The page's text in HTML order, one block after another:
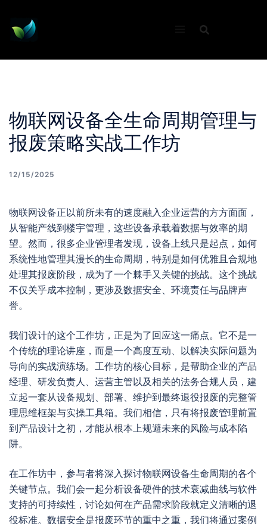
content
物联网设备全生命周期管理与
报废策略实战工作坊
12/15/2025
物联网设备正以前所未有的速度融入企业运营的方方面面，
从智能产线到楼宇管理，这些设备承载着数据与效率的期
望。然而，很多企业管理者发现，设备上线只是起点，如何
系统性地管理其漫长的生命周期，特别是如何优雅且合规地
处理其报废阶段，成为了一个棘手又关键的挑战。这个挑战
不仅关乎成本控制，更涉及数据安全、环境责任与品牌声
誉。
我们设计的这个工作坊，正是为了回应这一痛点。它不是一
个传统的理论讲座，而是一个高度互动、以解决实际问题为
导向的实战演练场。工作坊的核心目标，是帮助企业的产品
经理、研发负责人、运营主管以及相关的法务合规人员，建
立起一套从设备规划、部署、维护到最终退役报废的完整管
理思维框架与实操工具箱。我们相信，只有将报废管理前置
到产品设计之初，才能从根本上规避未来的风险与成本陷
阱。
在工作坊中，参与者将深入探讨物联网设备生命周期的各个
关键节点。我们会一起分析设备硬件的技术衰减曲线与软件
支持的可持续性，讨论如何在产品需求阶段就定义清晰的退
役标准。数据安全是报废环节的重中之重，我们将通过案例